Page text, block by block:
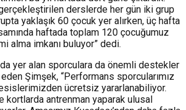
derslerde her gün iki grup
yaklaşık 60 çocuk yer alırken, üç hafta
haftada toplam 120 çocuğumuz
alma imkanı buluyor” dedi.
yer alan sporculara da önemli destekler
eden Şimşek, “Performans sporcularımız
ücretsiz yararlanabiliyor.
kortlarda antrenman yaparak ulusal